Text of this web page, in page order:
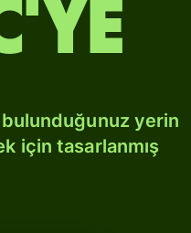
yerin
için tasarlanmış